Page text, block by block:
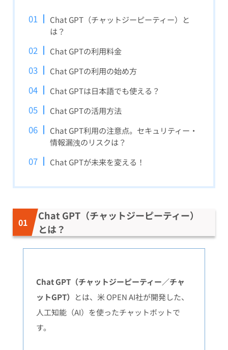
Chat GPT（チャットジーピーティー）と
は？
Chat GPTの利用料金
Chat GPTの利用の始め方
Chat GPTは日本語でも使える？
Chat GPTの活用方法
Chat GPT利用の注意点。セキュリティー・
情報漏洩のリスクは？
Chat GPTが未来を変える！
Chat GPT（チャットジーピーティー）
とは？
Chat GPT（チャットジーピーティー／チャ
ットGPT）
とは、米 OPEN AI社が開発した、
人工知能（AI）を使ったチャットボットで
す。